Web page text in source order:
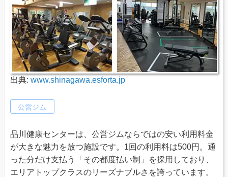
出典: www.shinagawa.esforta.jp
公営ジム
品川健康センターは、公営ジムならではの安い利用料金
が大きな魅力を放つ施設です。1回の利用料は500円。通
った分だけ支払う「その都度払い制」を採用しており、
エリアトップクラスのリーズナブルさを誇っています。